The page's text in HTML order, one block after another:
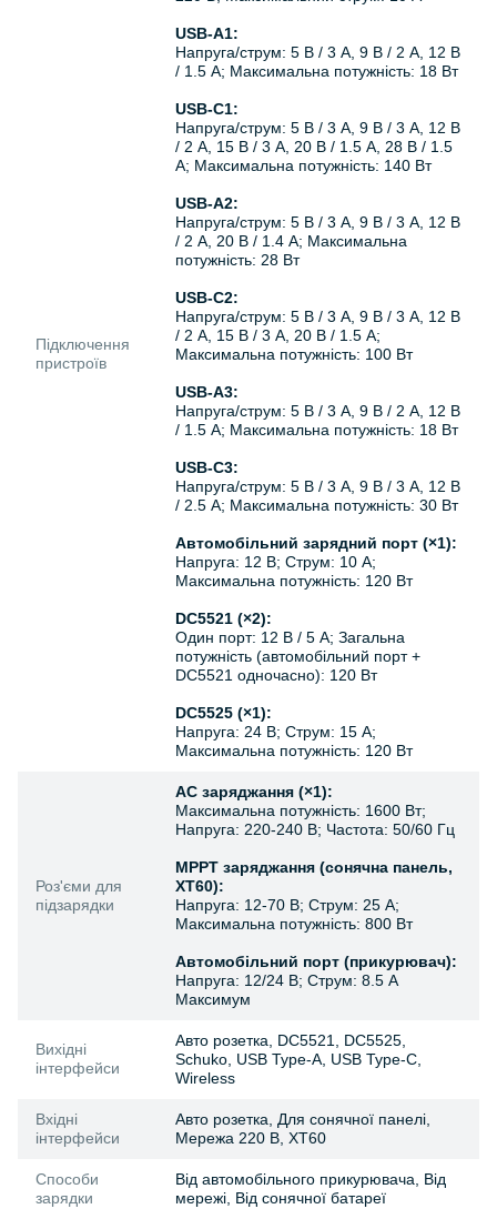
Підключення
пристроїв
USB-A1:
Напруга/струм: 5 В / 3 А, 9 В / 2 А, 12 В
/ 1.5 А; Максимальна потужність: 18 Вт
USB-C1:
Напруга/струм: 5 В / 3 А, 9 В / 3 А, 12 В
/ 2 А, 15 В / 3 А, 20 В / 1.5 А, 28 В / 1.5
А; Максимальна потужність: 140 Вт
USB-A2:
Напруга/струм: 5 В / 3 А, 9 В / 3 А, 12 В
/ 2 А, 20 В / 1.4 А; Максимальна
потужність: 28 Вт
USB-C2:
Напруга/струм: 5 В / 3 А, 9 В / 3 А, 12 В
/ 2 А, 15 В / 3 А, 20 В / 1.5 А;
Максимальна потужність: 100 Вт
USB-A3:
Напруга/струм: 5 В / 3 А, 9 В / 2 А, 12 В
/ 1.5 А; Максимальна потужність: 18 Вт
USB-C3:
Напруга/струм: 5 В / 3 А, 9 В / 3 А, 12 В
/ 2.5 А; Максимальна потужність: 30 Вт
Автомобільний зарядний порт (×1):
Напруга: 12 В; Струм: 10 А;
Максимальна потужність: 120 Вт
DC5521 (×2):
Один порт: 12 В / 5 А; Загальна
потужність (автомобільний порт +
DC5521 одночасно): 120 Вт
DC5525 (×1):
Напруга: 24 В; Струм: 15 А;
Максимальна потужність: 120 Вт
Роз'єми для
підзарядки
AC заряджання (×1):
Максимальна потужність: 1600 Вт;
Напруга: 220-240 В; Частота: 50/60 Гц
MPPT заряджання (сонячна панель,
XT60):
Напруга: 12-70 В; Струм: 25 А;
Максимальна потужність: 800 Вт
Автомобільний порт (прикурювач):
Напруга: 12/24 В; Струм: 8.5 А
Максимум
Вихідні
інтерфейси
Авто розетка, DC5521, DC5525,
Schuko, USB Type-A, USB Type-C,
Wireless
Вхідні
інтерфейси
Авто розетка, Для сонячної панелі,
Мережа 220 В, XT60
Способи
зарядки
Від автомобільного прикурювача, Від
мережі, Від сонячної батареї